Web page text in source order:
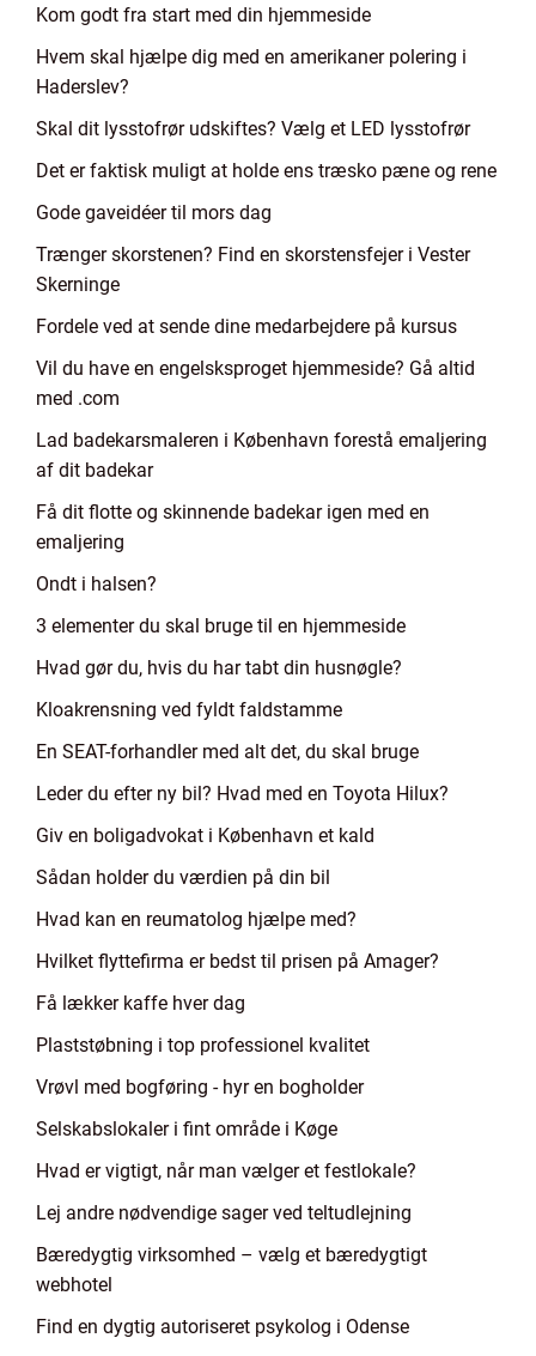
Kom godt fra start med din hjemmeside
Hvem skal hjælpe dig med en amerikaner polering i
Haderslev?
Skal dit lysstofrør udskiftes? Vælg et LED lysstofrør
Det er faktisk muligt at holde ens træsko pæne og rene
Gode gaveidéer til mors dag
Trænger skorstenen? Find en skorstensfejer i Vester
Skerninge
Fordele ved at sende dine medarbejdere på kursus
Vil du have en engelsksproget hjemmeside? Gå altid
med .com
Lad badekarsmaleren i København forestå emaljering
af dit badekar
Få dit flotte og skinnende badekar igen med en
emaljering
Ondt i halsen?
3 elementer du skal bruge til en hjemmeside
Hvad gør du, hvis du har tabt din husnøgle?
Kloakrensning ved fyldt faldstamme
En SEAT-forhandler med alt det, du skal bruge
Leder du efter ny bil? Hvad med en Toyota Hilux?
Giv en boligadvokat i København et kald
Sådan holder du værdien på din bil
Hvad kan en reumatolog hjælpe med?
Hvilket flyttefirma er bedst til prisen på Amager?
Få lækker kaffe hver dag
Plaststøbning i top professionel kvalitet
Vrøvl med bogføring - hyr en bogholder
Selskabslokaler i fint område i Køge
Hvad er vigtigt, når man vælger et festlokale?
Lej andre nødvendige sager ved teltudlejning
Bæredygtig virksomhed – vælg et bæredygtigt
webhotel
Find en dygtig autoriseret psykolog i Odense